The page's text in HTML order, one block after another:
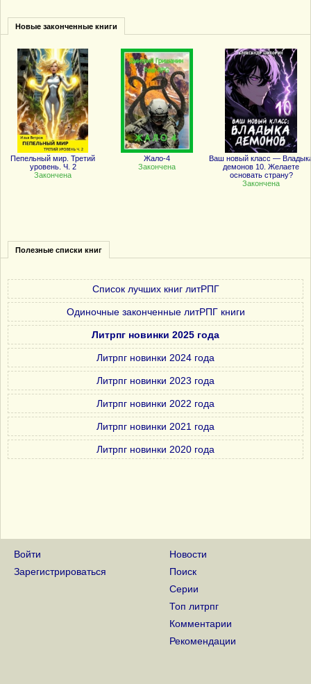
Новые законченные книги
Пепельный мир. Третий
уровень. Ч. 2
Закончена
Жало-4
Закончена
Ваш новый класс —
демонов 10. Желаете
основать страну?
Закончена
Полезные списки книг
Список лучших книг литРПГ
Одиночные законченные литРПГ книги
Литрпг новинки 2025 года
Литрпг новинки 2024 года
Литрпг новинки 2023 года
Литрпг новинки 2022 года
Литрпг новинки 2021 года
Литрпг новинки 2020 года
Войти
Зарегистрироваться
Новости
Поиск
Серии
Топ литрпг
Комментарии
Рекомендации